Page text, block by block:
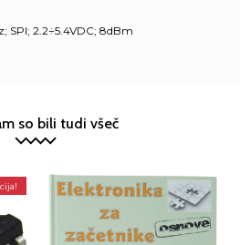
SPI; 2.2÷5.4VDC; 8dBm
so bili tudi všeč